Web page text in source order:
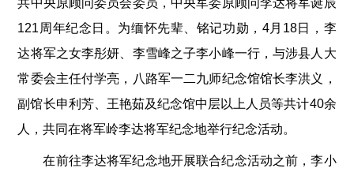
共中央原顾问委员会委员，中央军委原顾问李达将军诞辰
121周年纪念日。为缅怀先辈、铭记功勋，4月18日，李
达将军之女李彤妍、李雪峰之子李小峰一行，与涉县人大
常委会主任付学亮，八路军一二九师纪念馆馆长李洪义，
副馆长申利芳、王艳茹及纪念馆中层以上人员等共计40余
人，共同在将军岭李达将军纪念地举行纪念活动。
在前往李达将军纪念地开展联合纪念活动之前，李小